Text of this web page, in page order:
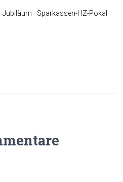
Jubiläum
Sparkassen-HZ-Pokal